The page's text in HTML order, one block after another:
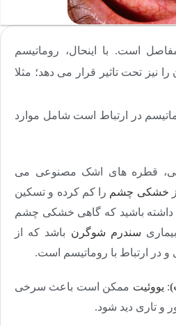
است. با اینحال، روماتیسم
نیز تحت تاثیر قرار می دهد؛ مثلا
در ارتباط است شامل موارد
قطره های اشک مصنوعی می
خشکی چشم را کم کرده و تسکین
داشته باشید که گاهی خشکی چشم
سندرم شوگرن باشد که از
و در ارتباط با روماتیسم است.
: یووئیت ممکن است باعث سرخی
و تاری دید شود.